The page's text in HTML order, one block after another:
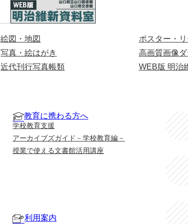
絵図・地図
写真・絵はがき
近代刊行写真帳類
ポスター・
高画質画像
WEB版 明治
教育に携わる方へ
学校教育支援
アーカイブズガイド－学校教育編－
授業で使える文書館活用講座
利用案内